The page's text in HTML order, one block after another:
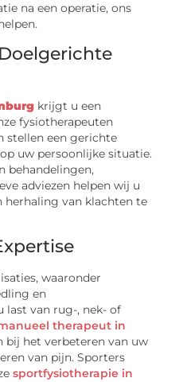
na een operatie, ons
krijgt u een
fysiotherapeuten
stellen een gerichte
uw persoonlijke situatie.
behandelingen,
adviezen helpen wij u
herhaling van klachten te
waaronder
en
last van rug-, nek- of
therapeut in
bij het verbeteren van uw
van pijn. Sporters
sportfysiotherapie in